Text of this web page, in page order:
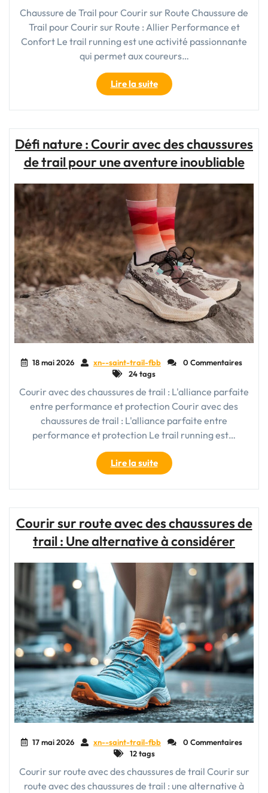
Chaussure de Trail pour Courir sur Route Chaussure de
Trail pour Courir sur Route : Allier Performance et
Confort Le trail running est une activité passionnante
qui permet aux coureurs…
Lire la suite"Chaussure
de
Trail
Courir
sur
Toute
Confort"
Défi nature : Courir avec des chaussures
de trail pour une aventure inoubliable
18 mai 2026 xn--saint-trail-fbb
0 Commentaires
24 tags
Courir avec des chaussures de trail : L'alliance parfaite
entre performance et protection Courir avec des
chaussures de trail : L'alliance parfaite entre
performance et protection Le trail running est…
Lire la suite"Défi
nature
:
des
chaussures
trail
pour
une
aventure
inoubliable"
Courir sur route avec des chaussures de
trail : Une alternative à considérer
17 mai 2026 xn--saint-trail-fbb
0 Commentaires
12 tags
Courir sur route avec des chaussures de trail Courir sur
route avec des chaussures de trail : une alternative à